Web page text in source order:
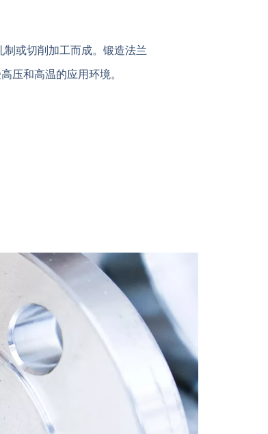
或切削加工而成。锻造法兰
压和高温的应用环境。